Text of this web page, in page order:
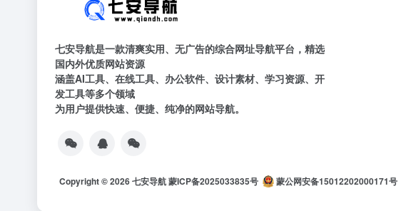
七安导航是一款清爽实用、无广告的综合网址导航平台，精选
国内外优质网站资源
涵盖AI工具、在线工具、办公软件、设计素材、学习资源、开
发工具等多个领域
为用户提供快速、便捷、纯净的网站导航。
Copyright © 2026七安导航蒙ICP备2025033835号 蒙公网安备15012202000171号